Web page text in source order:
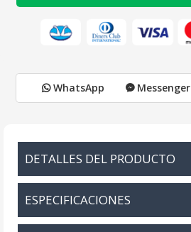
WhatsApp Messenger
DETALLES DEL PRODUCTO
ESPECIFICACIONES